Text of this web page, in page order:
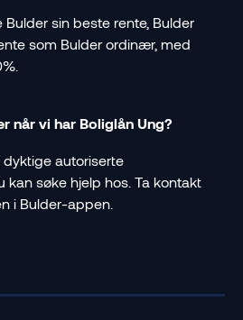
Bulder sin beste rente, Bulder
som Bulder ordinær, med
når vi har Boliglån Ung?
autoriserte
kan søke hjelp hos. Ta kontakt
i Bulder-appen.